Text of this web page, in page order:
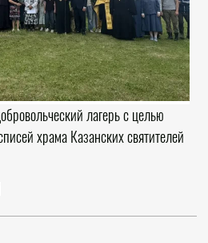
лагерь с целью
храма Казанских святителей